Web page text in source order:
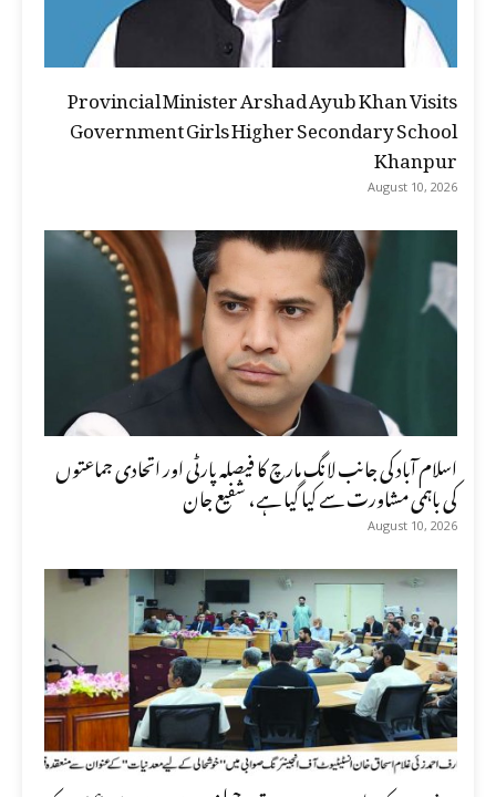
Provincial Minister Arshad Ayub Khan Visits
Government Girls Higher Secondary School
Khanpur
August 10, 2026
اسلام آباد کی جانب لانگ مارچ کا فیصلہ پارٹی اور اتحادی جماعتوں
کی باہمی مشاورت سے کیا گیا ہے، شفیع جان
August 10, 2026